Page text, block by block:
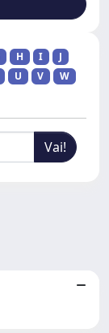
H I
J
U V
W